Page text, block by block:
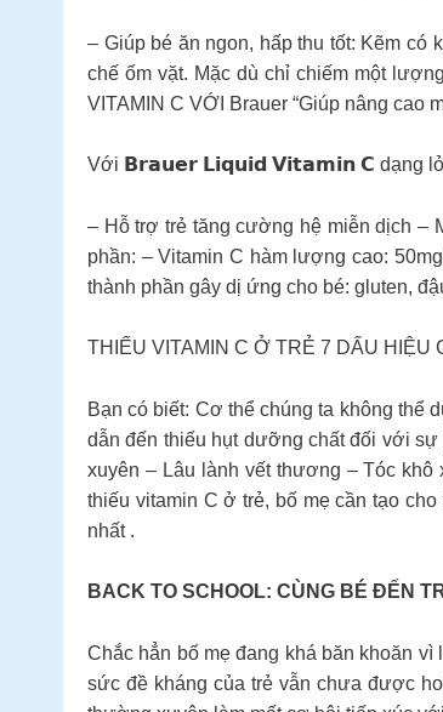
– Giúp bé ăn ngon, hấp thu tốt: Kẽm
chế ốm vặt. Mặc dù chỉ chiếm một
VITAMIN C VỚI Brauer “Giúp nâng cao
Với 𝗕𝗿𝗮𝘂𝗲𝗿 𝗟𝗶𝗾𝘂𝗶𝗱 𝗩𝗶𝘁𝗮𝗺𝗶𝗻 𝗖 dạng
– Hỗ trợ trẻ tăng cường hệ miễn dịch –
phần: – Vitamin C hàm lượng cao:
thành phần gây dị ứng cho bé: gluten,
THIẾU VITAMIN C Ở TRẺ 7 DẤU HIỆU
Bạn có biết: Cơ thể chúng ta không thể
dẫn đến thiếu hụt dưỡng chất đối với
xuyên – Lâu lành vết thương – Tóc
thiếu vitamin C ở trẻ, bố mẹ cần tạo
nhất .
BACK TO SCHOOL: CÙNG BÉ ĐẾN
Chắc hẳn bố mẹ đang khá băn khoăn
sức đề kháng của trẻ vẫn chưa được